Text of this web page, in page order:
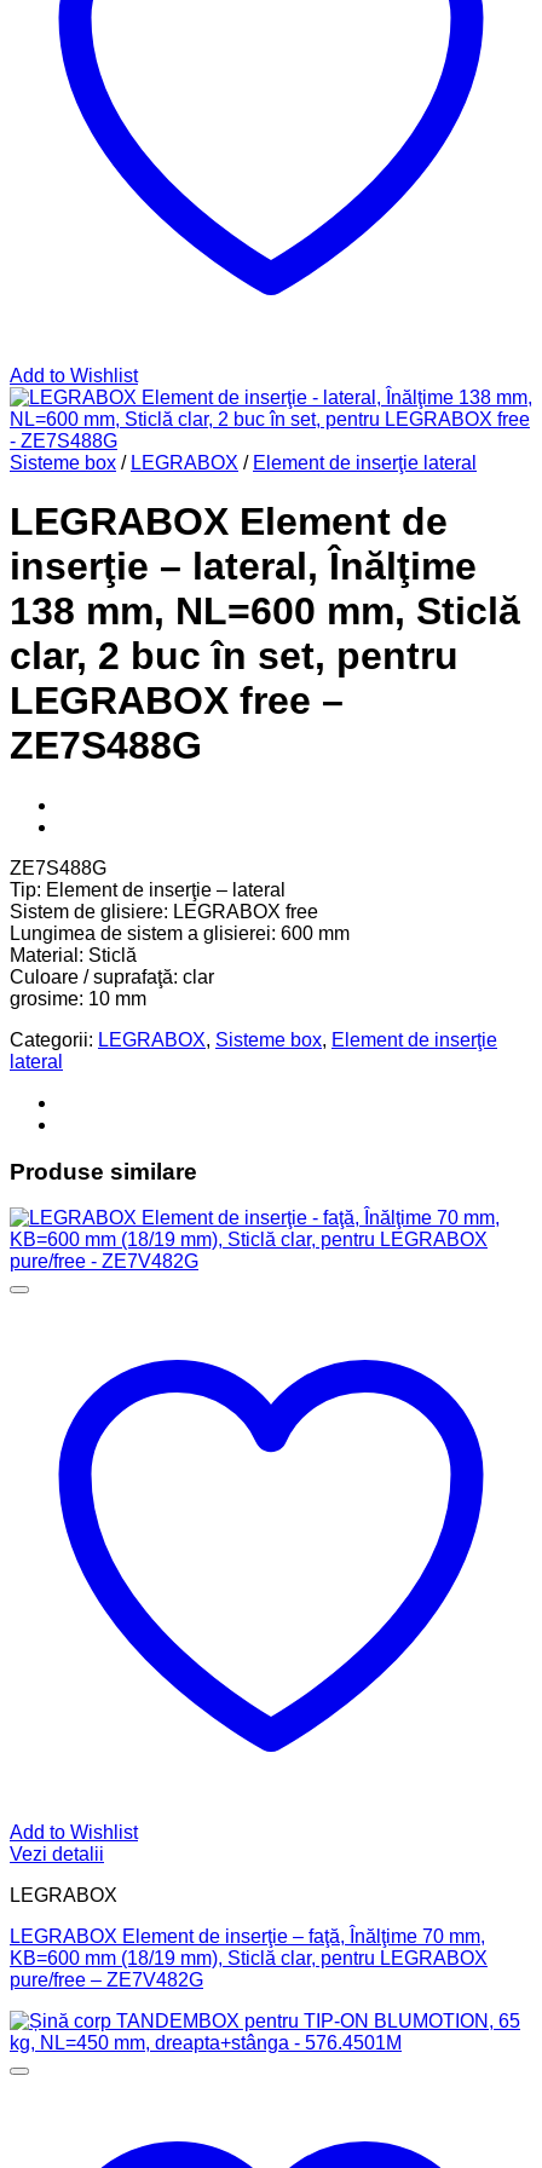
Add to Wishlist
Sisteme box / LEGRABOX / Element de inserţie lateral
LEGRABOX Element de
inserţie – lateral, Înălţime
138 mm, NL=600 mm, Sticlă
clar, 2 buc în set, pentru
LEGRABOX free –
ZE7S488G
ZE7S488G
Tip: Element de inserţie – lateral
Sistem de glisiere: LEGRABOX free
Lungimea de sistem a glisierei: 600 mm
Material: Sticlă
Culoare / suprafaţă: clar
grosime: 10 mm
Categorii: LEGRABOX, Sisteme box, Element de inserţie
lateral
Produse similare
Add to Wishlist
Vezi detalii
LEGRABOX
LEGRABOX Element de inserţie – faţă, Înălţime 70 mm,
KB=600 mm (18/19 mm), Sticlă clar, pentru LEGRABOX
pure/free – ZE7V482G